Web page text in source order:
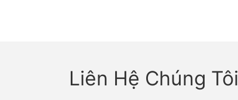
Liên Hệ Chúng Tôi